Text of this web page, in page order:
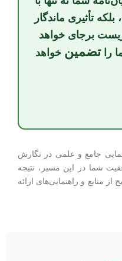
تأثیری ماندگار
برجای خواهد
راتضمین خواهد
جامع و علمی در نگارش
شما در این مسیر، نتیجه
منابع و راهنمایی‌های ارائه